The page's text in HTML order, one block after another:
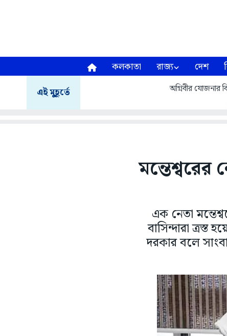
কলকাতা রাজ্য দেশ
এই মুহূর্তে অগ্নিবীর যোজনার
মন্তেশ্বরের
এক নেতা
বাসিন্দারা
দরকার বলে